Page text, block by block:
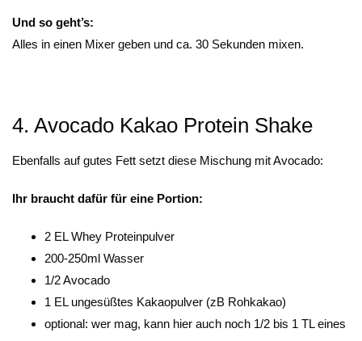
Und so geht’s:
Alles in einen Mixer geben und ca. 30 Sekunden mixen.
4. Avocado Kakao Protein Shake
Ebenfalls auf gutes Fett setzt diese Mischung mit Avocado:
Ihr braucht dafür für eine Portion:
2 EL Whey Proteinpulver
200-250ml Wasser
1/2 Avocado
1 EL ungesüßtes Kakaopulver (zB Rohkakao)
optional: wer mag, kann hier auch noch 1/2 bis 1 TL eines